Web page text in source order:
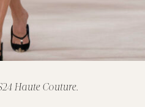
Haute Couture.